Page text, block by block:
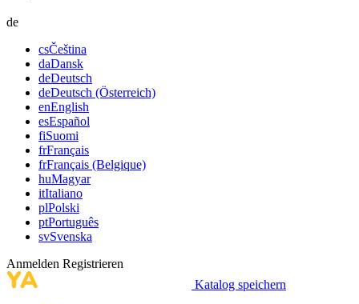
de
csČeština
daDansk
deDeutsch
deDeutsch (Österreich)
enEnglish
esEspañol
fiSuomi
frFrançais
frFrançais (Belgique)
huMagyar
itItaliano
plPolski
ptPortuguês
svSvenska
Anmelden Registrieren
Katalog speichern